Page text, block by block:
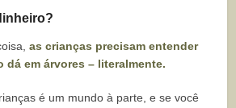
as crianças precisam entender
dá em árvores – literalmente.
é um mundo à parte, e se você